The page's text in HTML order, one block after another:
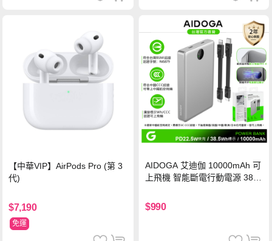
【中華VIP】AirPods Pro (第 3
代)
$7,190
免運
AIDOGA 艾迪伽 10000mAh 可
上飛機 智能斷電行動電源 38.5
灣BSMI/中國CCC/歐美CE/FCC
認證
$990